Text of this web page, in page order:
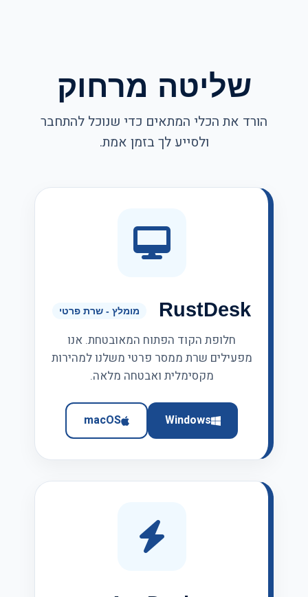
שליטה מרחוק
הורד את הכלי המתאים כדי שנוכל להתחבר
ולסייע לך בזמן אמת.
RustDesk מומלץ - שרת פרטי
חלופת הקוד הפתוח המאובטחת. אנו
מפעילים שרת ממסר פרטי משלנו למהירות
מקסימלית ואבטחה מלאה.
Windows
macOS